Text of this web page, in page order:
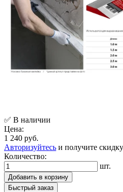
✅ В наличии
Цена:
1 240 руб.
Авторизуйтесь и получите
Количество:
шт.
Добавить в корзину
Быстрый заказ